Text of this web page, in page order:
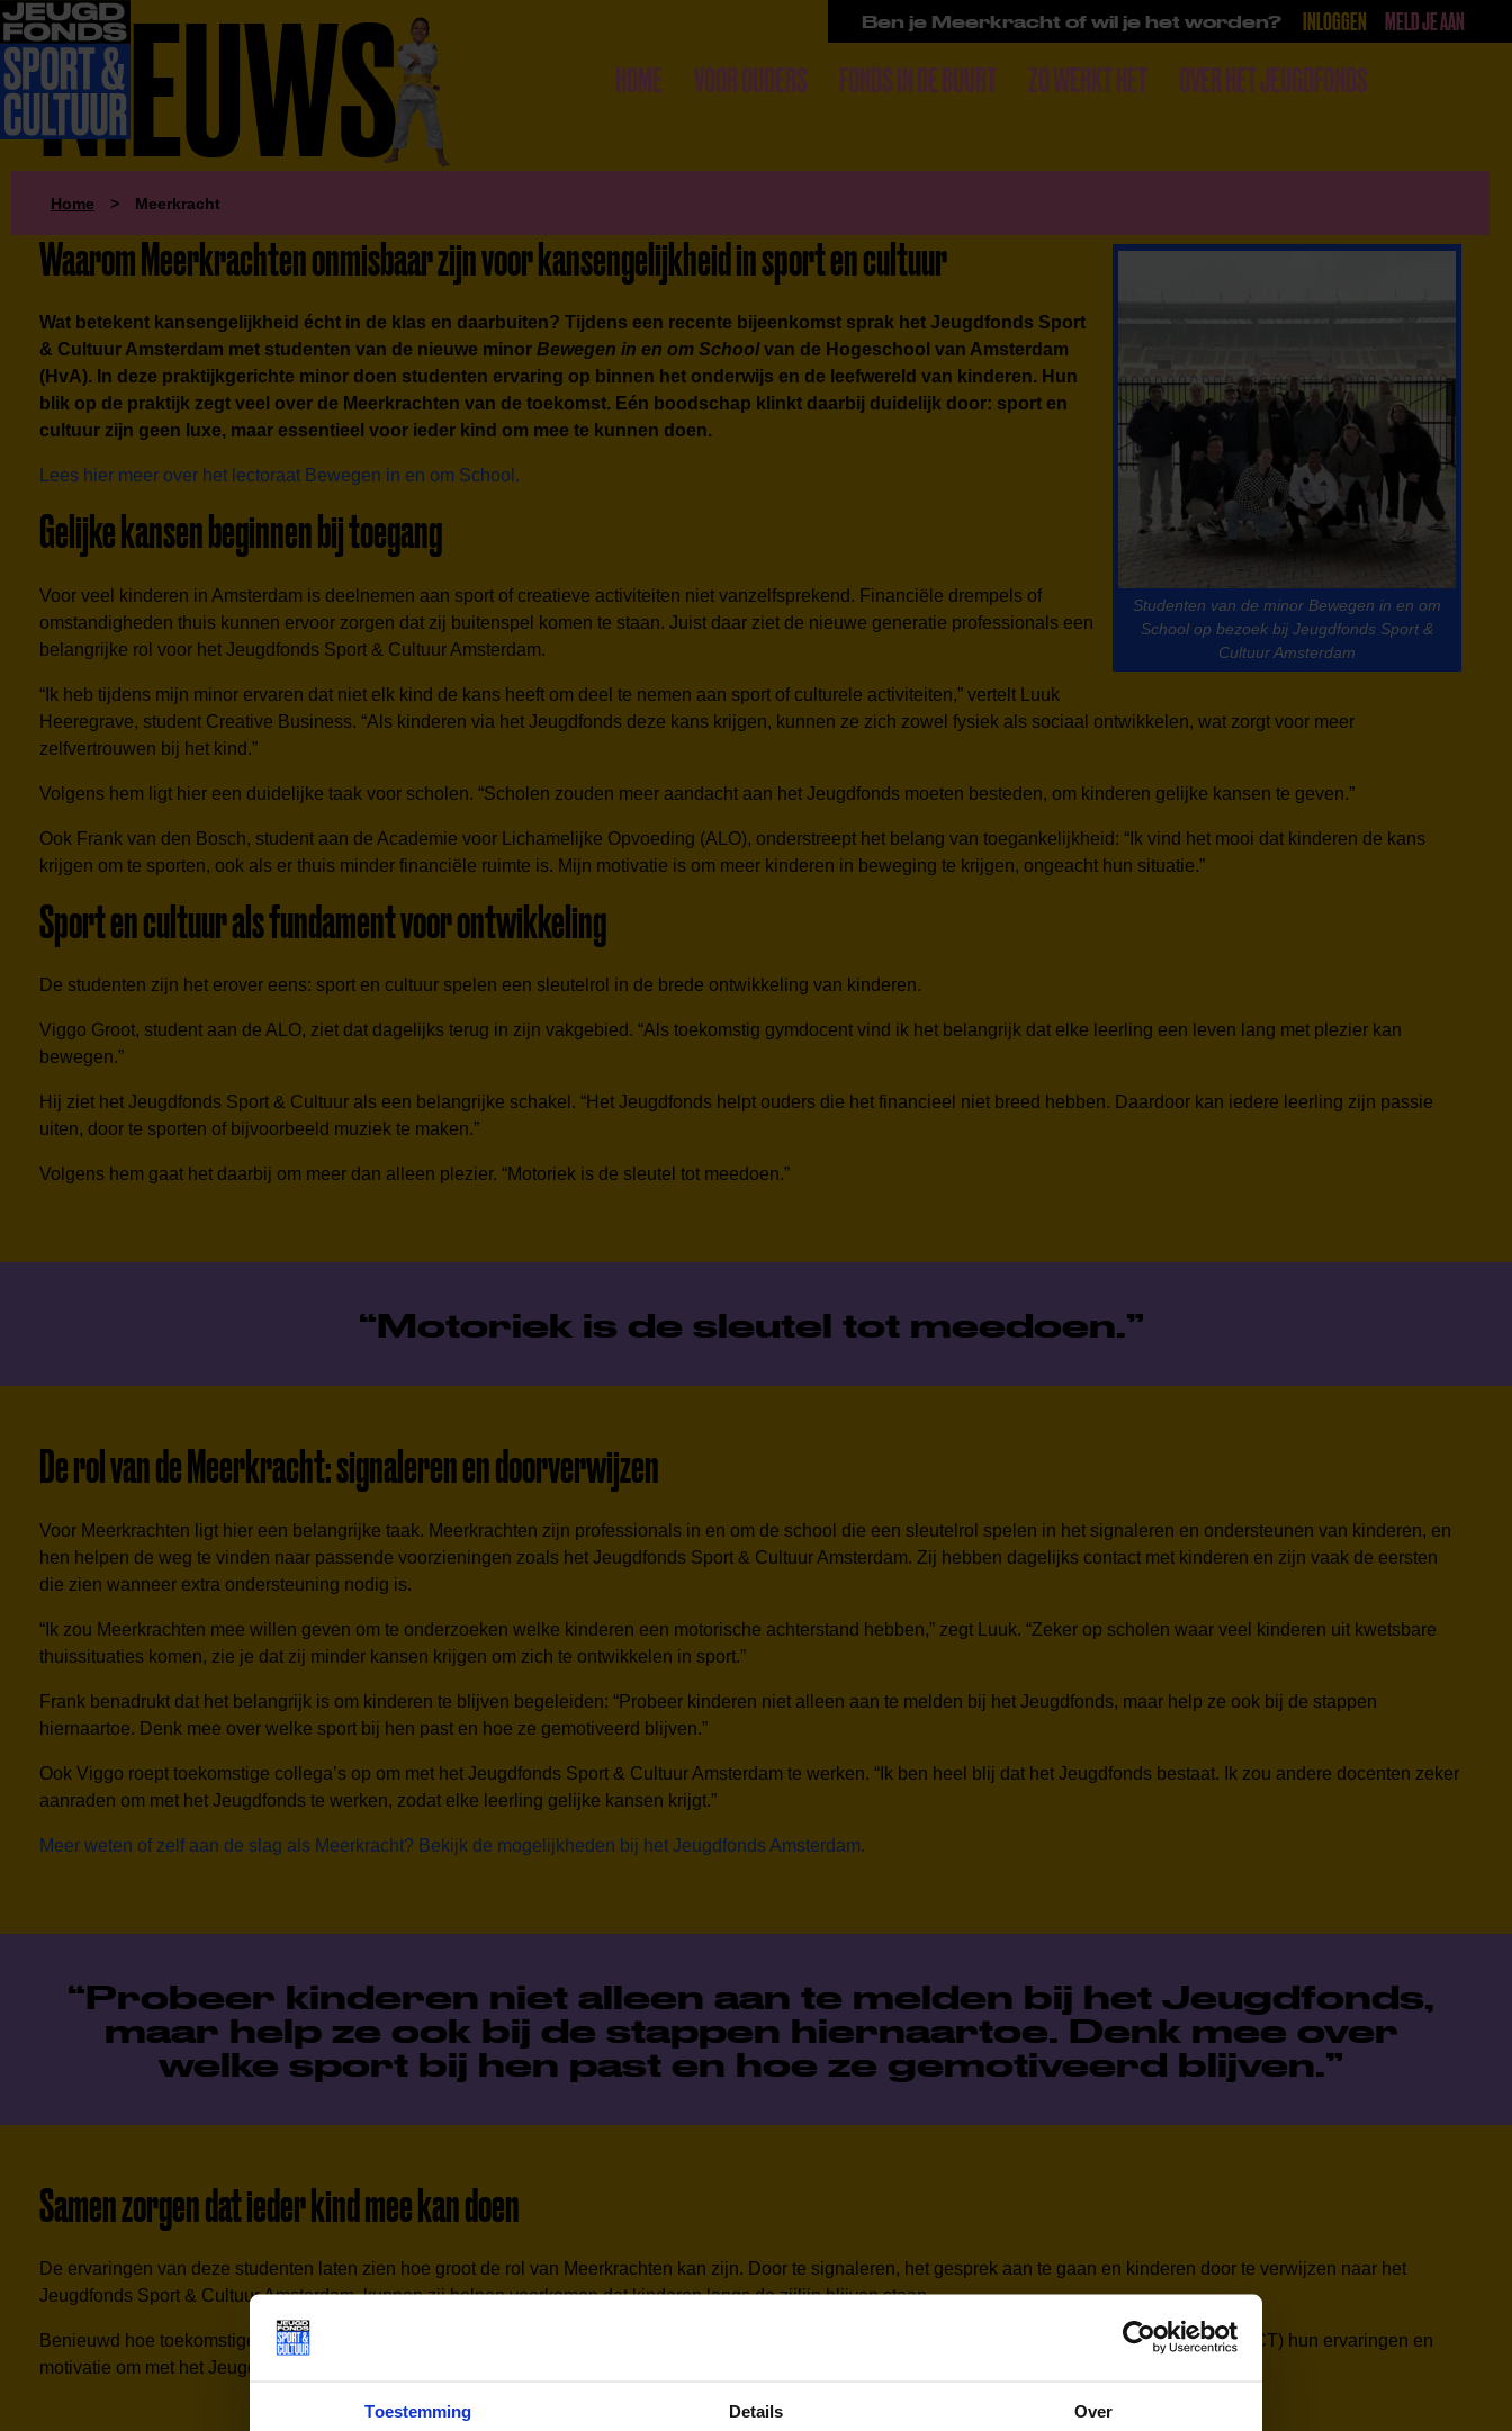
Toestemming Details Over
Ben je Meerkracht of wil je het worden? INLOGGEN MELD JE AAN
HOME VOOR OUDERS FONDS IN DE BUURT ZO WERKT HET OVER HET JEUGDFONDS
NIEUWS
Home > Meerkracht
Studenten van de minor Bewegen in en om
School op bezoek bij Jeugdfonds Sport &
Cultuur Amsterdam
Waarom Meerkrachten onmisbaar zijn voor kansengelijkheid in sport en cultuur
Wat betekent kansengelijkheid écht in de klas en daarbuiten? Tijdens een recente bijeenkomst sprak het Jeugdfonds Sport
& Cultuur Amsterdam met studenten van de nieuwe minor Bewegen in en om Schoolvan de Hogeschool van Amsterdam
(HvA). In deze praktijkgerichte minor doen studenten ervaring op binnen het onderwijs en de leefwereld van kinderen. Hun
blik op de praktijk zegt veel over de Meerkrachten van de toekomst. Eén boodschap klinkt daarbij duidelijk door: sport en
cultuur zijn geen luxe, maar essentieel voor ieder kind om mee te kunnen doen.
Lees hier meer over het lectoraat Bewegen in en om School.
Gelijke kansen beginnen bij toegang
Voor veel kinderen in Amsterdam is deelnemen aan sport of creatieve activiteiten niet vanzelfsprekend. Financiële drempels of
omstandigheden thuis kunnen ervoor zorgen dat zij buitenspel komen te staan. Juist daar ziet de nieuwe generatie professionals een
belangrijke rol voor het Jeugdfonds Sport & Cultuur Amsterdam.
“Ik heb tijdens mijn minor ervaren dat niet elk kind de kans heeft om deel te nemen aan sport of culturele activiteiten,” vertelt Luuk
Heeregrave, student Creative Business. “Als kinderen via het Jeugdfonds deze kans krijgen, kunnen ze zich zowel fysiek als sociaal ontwikkelen, wat zorgt voor meer
zelfvertrouwen bij het kind.”
Volgens hem ligt hier een duidelijke taak voor scholen. “Scholen zouden meer aandacht aan het Jeugdfonds moeten besteden, om kinderen gelijke kansen te geven.”
Ook Frank van den Bosch, student aan de Academie voor Lichamelijke Opvoeding (ALO), onderstreept het belang van toegankelijkheid: “Ik vind het mooi dat kinderen de kans
krijgen om te sporten, ook als er thuis minder financiële ruimte is. Mijn motivatie is om meer kinderen in beweging te krijgen, ongeacht hun situatie.”
Sport en cultuur als fundament voor ontwikkeling
De studenten zijn het erover eens: sport en cultuur spelen een sleutelrol in de brede ontwikkeling van kinderen.
Viggo Groot, student aan de ALO, ziet dat dagelijks terug in zijn vakgebied. “Als toekomstig gymdocent vind ik het belangrijk dat elke leerling een leven lang met plezier kan
bewegen.”
Hij ziet het Jeugdfonds Sport & Cultuur als een belangrijke schakel. “Het Jeugdfonds helpt ouders die het financieel niet breed hebben. Daardoor kan iedere leerling zijn passie
uiten, door te sporten of bijvoorbeeld muziek te maken.”
Volgens hem gaat het daarbij om meer dan alleen plezier. “Motoriek is de sleutel tot meedoen.”
Motoriek is de sleutel tot meedoen.
De rol van de Meerkracht: signaleren en doorverwijzen
Voor Meerkrachten ligt hier een belangrijke taak. Meerkrachten zijn professionals in en om de school die een sleutelrol spelen in het signaleren en ondersteunen van kinderen, en
hen helpen de weg te vinden naar passende voorzieningen zoals het Jeugdfonds Sport & Cultuur Amsterdam. Zij hebben dagelijks contact met kinderen en zijn vaak de eersten
die zien wanneer extra ondersteuning nodig is.
“Ik zou Meerkrachten mee willen geven om te onderzoeken welke kinderen een motorische achterstand hebben,” zegt Luuk. “Zeker op scholen waar veel kinderen uit kwetsbare
thuissituaties komen, zie je dat zij minder kansen krijgen om zich te ontwikkelen in sport.”
Frank benadrukt dat het belangrijk is om kinderen te blijven begeleiden: “Probeer kinderen niet alleen aan te melden bij het Jeugdfonds, maar help ze ook bij de stappen
hiernaartoe. Denk mee over welke sport bij hen past en hoe ze gemotiveerd blijven.”
Ook Viggo roept toekomstige collega’s op om met het Jeugdfonds Sport & Cultuur Amsterdam te werken. “Ik ben heel blij dat het Jeugdfonds bestaat. Ik zou andere docenten zeker
aanraden om met het Jeugdfonds te werken, zodat elke leerling gelijke kansen krijgt.”
Meer weten of zelf aan de slag als Meerkracht? Bekijk de mogelijkheden bij het Jeugdfonds Amsterdam.
Probeer kinderen niet alleen aan te melden bij het Jeugdfonds,
maar help ze ook bij de stappen hiernaartoe. Denk mee over
welke sport bij hen past en hoe ze gemotiveerd blijven.
Samen zorgen dat ieder kind mee kan doen
De ervaringen van deze studenten laten zien hoe groot de rol van Meerkrachten kan zijn. Door te signaleren, het gesprek aan te gaan en kinderen door te verwijzen naar het
Jeugdfonds Sport & Cultuur Amsterdam, kunnen zij helpen voorkomen dat kinderen langs de zijlijn blijven staan.
Benieuwd hoe toekomstige Meerkrachten hier zelf over denken? In onderstaande video’s delen Mats Tervoort (student ALO) en Emre Mercimek (student ICT) hun ervaringen en
motivatie om met het Jeugdfonds Sport & Cultuur Amsterdam aan de slag te gaan.